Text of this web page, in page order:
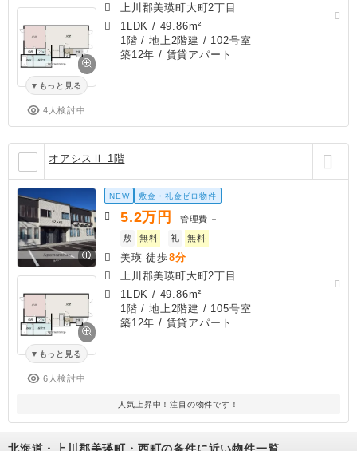
もっと見る
4人検討中
上川郡美瑛町大町2丁目
1LDK / 49.86m²
1階 / 地上2階建 / 102号室
築12年 / 賃貸アパート
オアシスⅡ 1階
もっと見る
6人検討中
NEW 敷金・礼金ゼロ物件
5.2万円 管理費 －
敷
無料 礼 無料
美瑛 徒歩8分
上川郡美瑛町大町2丁目
1LDK / 49.86m²
1階 / 地上2階建 / 105号室
築12年 / 賃貸アパート
人気上昇中！注目の物件です！